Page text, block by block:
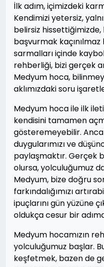
İlk adım, içimizdeki
Kendimizi yetersiz,
belirsiz
başvurmak
sarmalları içinde
rehberliği, bizi gerçek
Medyum hoca,
aklımızdaki soru
Medyum hoca ile ilk
kendisini tamamen
gösteremeyebilir.
duygularımızı ve
paylaşmaktır. Gerçek
olursa, yolculuğumuz
Medyum, bize doğru
farkındalığımızı
ipuçlarını gün yüzüne
oldukça cesur bir
Medyum hocamızın
yolculuğumuz başlar.
keşfetmek, bazen de